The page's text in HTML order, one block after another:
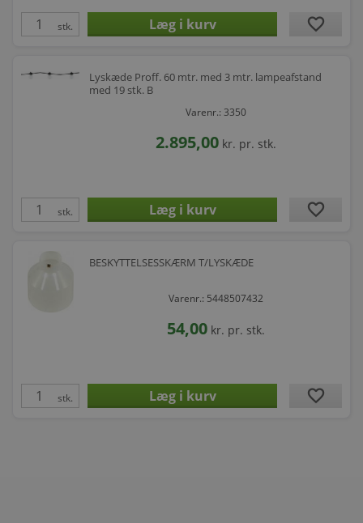
stk. favorite
Lyskæde Proff. 60 mtr. med 3 mtr. lampeafstand
med 19 stk. B
Varenr.: 3350
2.895,00 kr. pr. stk.
stk. favorite
BESKYTTELSESSKÆRM T/LYSKÆDE
Varenr.: 5448507432
54,00 kr. pr. stk.
stk. favorite